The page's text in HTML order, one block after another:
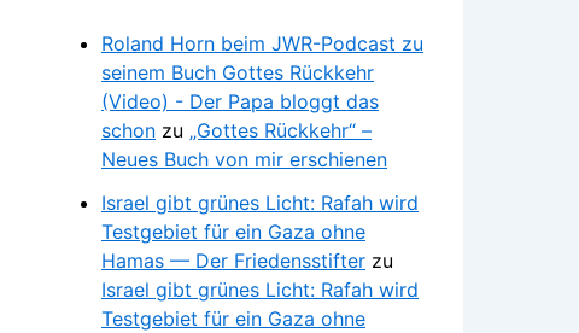
Roland Horn beim JWR-Podcast zu
seinem Buch Gottes Rückkehr
(Video) - Der Papa bloggt das
schon zu „Gottes Rückkehr“ –
Neues Buch von mir erschienen
Israel gibt grünes Licht: Rafah wird
Testgebiet für ein Gaza ohne
Hamas — Der Friedensstifter zu
Israel gibt grünes Licht: Rafah wird
Testgebiet für ein Gaza ohne